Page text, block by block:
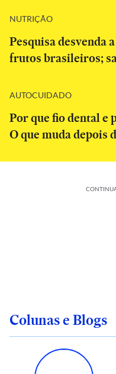
NUTRIÇÃO
Pesquisa desvenda
frutos brasileiros;
AUTOCUIDADO
Por que fio dental e
O que muda depois
Colunas e Blogs